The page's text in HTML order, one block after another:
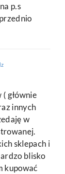
p.s
głównie
innych
w
sklepach i
blisko
kupować